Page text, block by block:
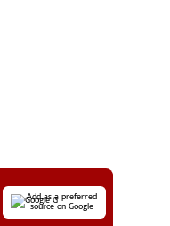
Add as a preferred
source on Google